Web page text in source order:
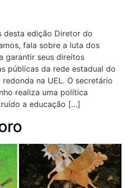
desta edição Diretor do
fala sobre a luta dos
garantir seus direitos
públicas da rede estadual do
na UEL. O secretário
realiza uma política
a educação […]